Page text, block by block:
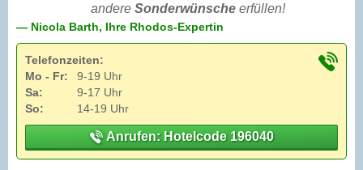
andere Sonderwünsche erfüllen!
— Nicola Barth, Ihre Rhodos-Expertin
Telefonzeiten:
Mo - Fr:
9-19 Uhr
Sa:
9-17 Uhr
So:
14-19 Uhr
Anrufen: Hotelcode 196040